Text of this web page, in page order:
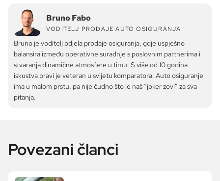
Bruno Fabo
VODITELJ PRODAJE AUTO OSIGURANJA
Bruno je voditelj odjela prodaje osiguranja, gdje uspješno
balansira između operativne suradnje s poslovnim partnerima i
stvaranja dinamične atmosfere u timu. S više od 10 godina
iskustva pravi je veteran u svijetu komparatora. Auto osiguranje
ima u malom prstu, pa nije čudno što je naš “joker zovi” za sva
pitanja.
Povezani članci